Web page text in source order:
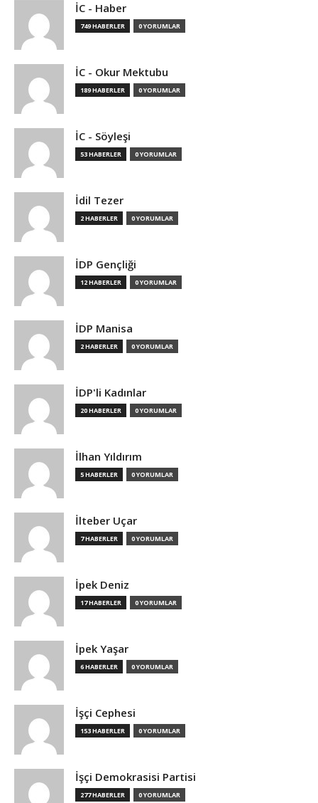
İC - Haber
749 HABERLER 0 YORUMLAR
İC - Okur Mektubu
189 HABERLER 0 YORUMLAR
İC - Söyleşi
53 HABERLER 0 YORUMLAR
İdil Tezer
2 HABERLER 0 YORUMLAR
İDP Gençliği
12 HABERLER 0 YORUMLAR
İDP Manisa
2 HABERLER 0 YORUMLAR
İDP'li Kadınlar
20 HABERLER 0 YORUMLAR
İlhan Yıldırım
5 HABERLER 0 YORUMLAR
İlteber Uçar
7 HABERLER 0 YORUMLAR
İpek Deniz
17 HABERLER 0 YORUMLAR
İpek Yaşar
6 HABERLER 0 YORUMLAR
İşçi Cephesi
153 HABERLER 0 YORUMLAR
İşçi Demokrasisi Partisi
277 HABERLER 0 YORUMLAR